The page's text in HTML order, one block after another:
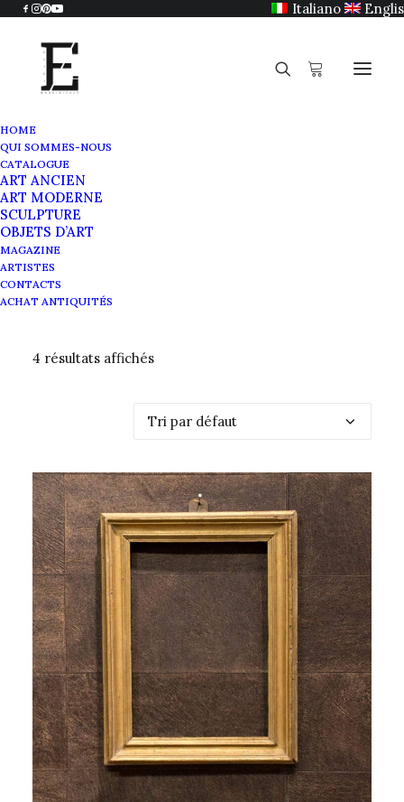
Italiano
HOME
QUI SOMMES-NOUS
CATALOGUE
ART ANCIEN
ART MODERNE
SCULPTURE
OBJETS D’ART
MAGAZINE
ARTISTES
CONTACTS
ACHAT ANTIQUITÉS
4 résultats affichés